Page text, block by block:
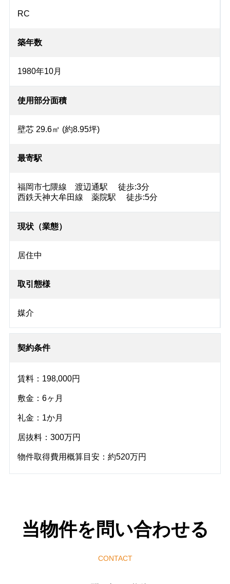
RC
築年数
1980年10月
使用部分面積
壁芯 29.6㎡ (約8.95坪)
最寄駅
福岡市七隈線 渡辺通駅 徒歩:3分
西鉄天神大牟田線 薬院駅 徒歩:5分
現状（業態）
居住中
取引態様
媒介
契約条件
賃料：198,000円
敷金：6ヶ月
礼金：1か月
居抜料：300万円
物件取得費用概算目安：約520万円
当物件を問い合わせる
CONTACT